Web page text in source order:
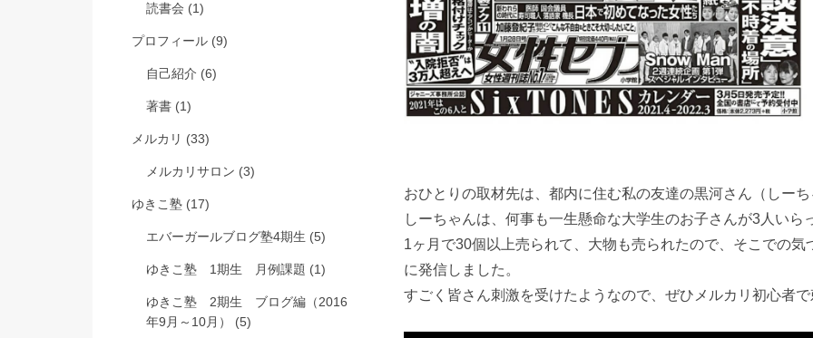
おひとりの取材先は、都内に住む私の友達の黒河さん（しー
しーちゃんは、何事も一生懸命な大学生のお子さんが3人い
1ヶ月で30個以上売られて、大物も売られたので、そこでの
に発信しました。
すごく皆さん刺激を受けたようなので、ぜひメルカリ初心者
読書会 (1)
プロフィール (9)
自己紹介 (6)
著書 (1)
メルカリ (33)
メルカリサロン (3)
ゆきこ塾 (17)
エバーガールブログ塾4期生 (5)
ゆきこ塾 1期生 月例課題 (1)
ゆきこ塾 2期生 ブログ編（2016
年9月～10月） (5)